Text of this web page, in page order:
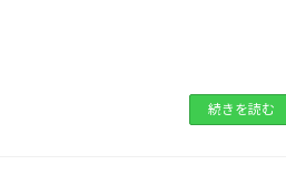
続きを読む